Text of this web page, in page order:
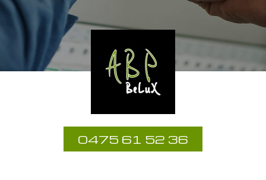
0475 61 52 36